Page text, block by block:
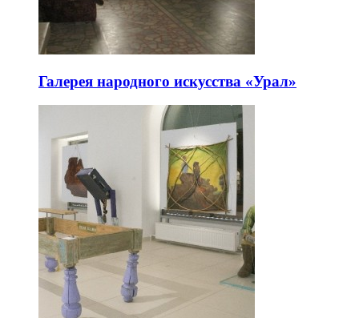
Галерея народного искусства «Урал»